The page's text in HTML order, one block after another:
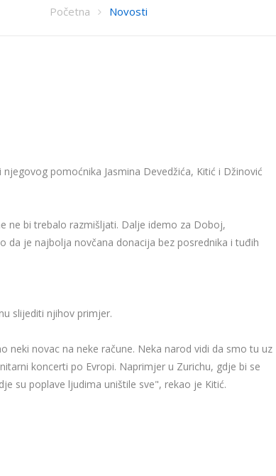
Početna Novosti
pomoćnika Jasmina Devedžića, Kitić i Džinović
ne bi trebalo razmišljati. Dalje idemo za Doboj,
da je najbolja novčana donacija bez posrednika i tuđih
slijediti njihov primjer.
novac na neke račune. Neka narod vidi da smo tu uz
koncerti po Evropi. Naprimjer u Zurichu, gdje bi se
su poplave ljudima uništile sve", rekao je Kitić.